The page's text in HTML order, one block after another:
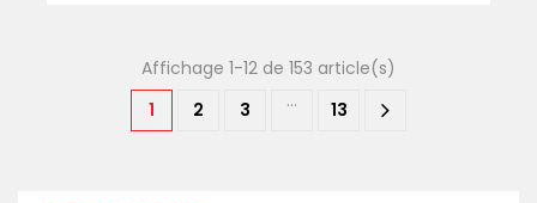
Affichage 1-12 de 153 article(s)
1
2 3 … 13